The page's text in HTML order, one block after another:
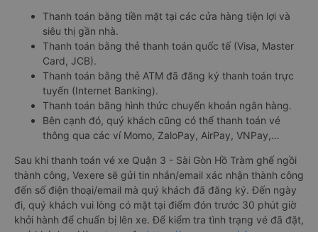
Thanh toán bằng tiền mặt tại các cửa hàng tiện lợi và
siêu thị gần nhà.
Thanh toán bằng thẻ thanh toán quốc tế (Visa, Master
Card, JCB).
Thanh toán bằng thẻ ATM đã đăng ký thanh toán trực
tuyến (Internet Banking).
Thanh toán bằng hình thức chuyển khoản ngân hàng.
Bên cạnh đó, quý khách cũng có thể thanh toán vé
thông qua các ví Momo, ZaloPay, AirPay, VNPay,…
Sau khi thanh toán vé xe Quận 3 - Sài Gòn Hồ Tràm ghế ngồi
thành công, Vexere sẽ gửi tin nhắn/email xác nhận thành công
đến số điện thoại/email mà quý khách đã đăng ký. Đến ngày
đi, quý khách vui lòng có mặt tại điểm đón trước 30 phút giờ
khởi hành để chuẩn bị lên xe. Để kiểm tra tình trạng vé đã đặt,